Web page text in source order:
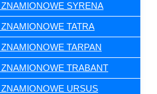
SYRENA
TATRA
TARPAN
TRABANT
URSUS